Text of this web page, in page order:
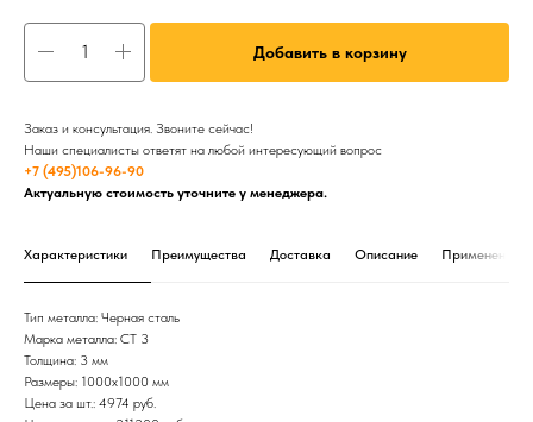
Добавить в корзину
Заказ и консультация. Звоните сейчас!
Наши специалисты ответят на любой интересующий вопрос
+7 (495)106-96-90
Актуальную стоимость уточните у менеджера.
Характеристики Преимущества Доставка Описание Применение
Тип металла: Черная сталь
Марка металла: СТ 3
Толщина: 3 мм
Размеры: 1000х1000 мм
Цена за шт.: 4974 руб.